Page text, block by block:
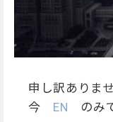
申し訳ありま
今 EN のみ